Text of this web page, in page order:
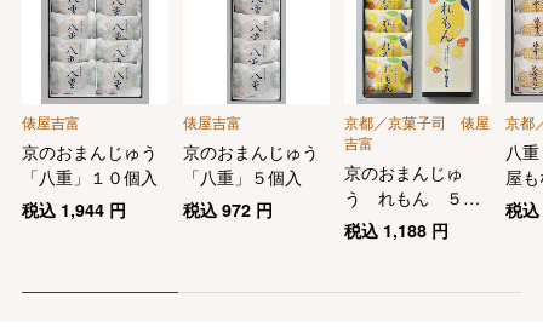
俵屋吉富
京のおまんじゅう
「八重」１０個入
税込 1,944円
俵屋吉富
京のおまんじゅう
「八重」５個入
税込972 円
京都／京菓子司 俵屋
吉富
京のおまんじゅ
う れもん ５個
入り
税込 1,188 円
京都
八
屋
税